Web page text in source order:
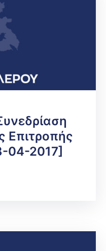
Επιτροπής
04-2017]